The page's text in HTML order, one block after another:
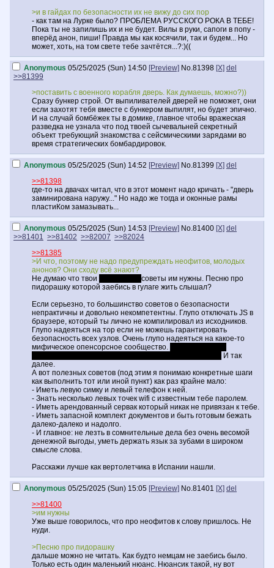
>и в гайдах по безопасности их не вижу до сих пор
- как там на Лурке было? ПРОБЛЕМА РУССКОГО РОКА В ТЕБЕ!
Пока ты не запилишь их и не будет. Вилы в руки, сапоги в попу -
вперёд анон, пиши! Правда мы как косячили, так и будем... Но
может, хоть, на том свете тебе зачтётся...?:)((
Anonymous 05/25/2025 (Sun) 14:50 [Preview] No.81398 [X] del
>>81399
>поставить с военного корабля дверь. Как думаешь, можно?))
Сразу бункер строй. От выпиливателей дверей не поможет, они
если захотят тебя вместе с бункером выпилят, но будет эпично.
И на случай бомбёжек ты в домике, главное чтобы вражеская
разведка не узнала что под твоей сычевальней секретный
объект требующий знакомства с сейсмическими зарядами во
время стратегических бомбардировок.
Anonymous 05/25/2025 (Sun) 14:52 [Preview] No.81399 [X] del
>>81398
где-то на двачах читал, что в этот момент надо кричать - "дверь
заминирована наружу..." Но надо же тогда и оконные рамы
пластиКом замазывать...
Anonymous 05/25/2025 (Sun) 14:53 [Preview] No.81400 [X] del
>>81401 >>81402 >>82007 >>82024
>>81385
>И что, поэтому не надо предупреждать неофитов, молодых
анонов? Они сходу всё знают?
Не думаю что твои
советы им нужны. Песню про
пидорашку которой заебись в гулаге жить слышал?
Если серьезно, то большинство советов о безопасности
непрактичны и довольно некомпетентны. Глупо отключать JS в
браузере, который ты лично не компилировал из исходников.
Глупо надеяться на тор если не можешь гарантировать
безопасность всех узлов. Очень глупо надеяться на какое-то
мифическое опенсорсное сообщество.
И так
далее.
А вот полезных советов (под этим я понимаю конкретные шаги
как выполнить тот или иной пункт) как раз крайне мало:
- Иметь левую симку и левый телефон к ней.
- Знать несколько левых точек wifi с известным тебе паролем.
- Иметь арендованный сервак который никак не привязан к тебе.
- Иметь запасной комплект документов и быть готовым бежать
далеко-далеко и надолго.
- И главное: не лезть в сомнительные дела без очень весомой
денежной выгоды, уметь держать язык за зубами в широком
смысле слова.
Расскажи лучше как вертолетчика в Испании нашли.
Anonymous 05/25/2025 (Sun) 15:05 [Preview] No.81401 [X] del
>>81400
>им нужны
Уже выше говорилось, что про неофитов к слову пришлось. Не
нуди.
>Песню про пидорашку
дальше можно не читать. Как будто немцам не заебись было.
Только есть один маленький нюанс. Нюансик такой, ну вот